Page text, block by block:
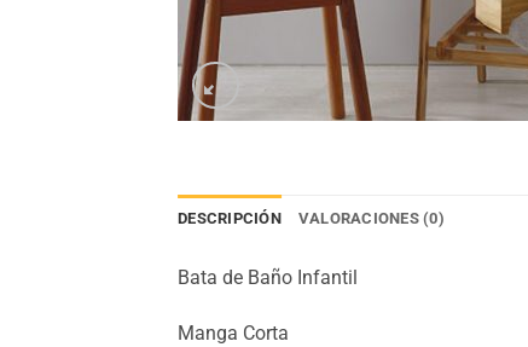
DESCRIPCIÓN VALORACIONES (0)
Bata de Baño Infantil
Manga Corta